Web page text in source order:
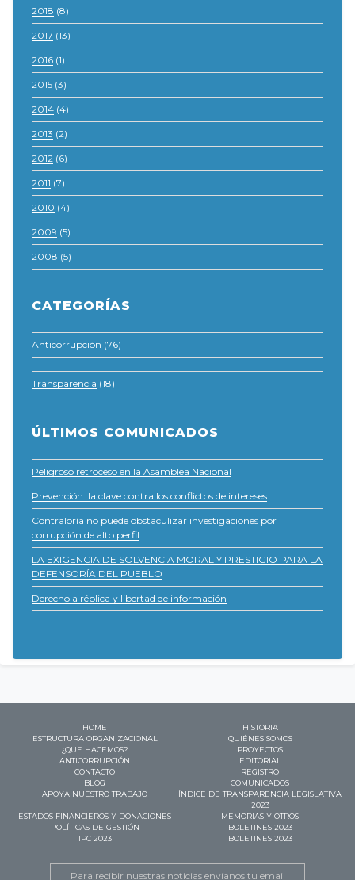
2018 (8)
2017 (13)
2016 (1)
2015 (3)
2014 (4)
2013 (2)
2012 (6)
2011 (7)
2010 (4)
2009 (5)
2008 (5)
CATEGORÍAS
Anticorrupción (76)
·
Transparencia (18)
ÚLTIMOS COMUNICADOS
Peligroso retroceso en la Asamblea Nacional
Prevención: la clave contra los conflictos de intereses
Contraloría no puede obstaculizar investigaciones por
corrupción de alto perfil
LA EXIGENCIA DE SOLVENCIA MORAL Y PRESTIGIO PARA LA
DEFENSORÍA DEL PUEBLO
Derecho a réplica y libertad de información
HOME
HISTORIA
ESTRUCTURA ORGANIZACIONAL
QUIÉNES SOMOS
¿QUE HACEMOS?
PROYECTOS
ANTICORRUPCIÓN
EDITORIAL
CONTACTO
REGISTRO
BLOG
COMUNICADOS
APOYA NUESTRO TRABAJO
ÍNDICE DE TRANSPARENCIA LEGISLATIVA
2023
ESTADOS FINANCIEROS Y DONACIONES
MEMORIAS Y OTROS
POLÍTICAS DE GESTIÓN
BOLETINES 2023
IPC 2023
BOLETINES 2023